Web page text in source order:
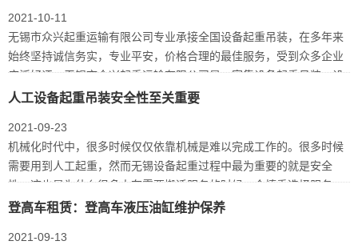
2021-10-11
无锡市众兴起重运输有限公司专业承接全国设备起重吊装，在多年来
始终坚持诚信务实，专业平安，价格合理的最佳服务，受到众多企业
广泛好评，无锡市众兴起重运输有限公司是一家集设备起重吊装、设
备搬运、设…
人工设备起重吊装安全性至关重要
2021-09-23
机械化时代中，很多时候仅仅依靠机械是难以完成工作的。很多时候
需要用到人工起重，然而无锡设备起重过程中最为重要的就是安全
性。这也是为什么很多人在需要搬迁服务的时候，会慎重选择服务，
非专业人员是…
登高车租赁：登高车液压油缸维护保养
2021-09-13